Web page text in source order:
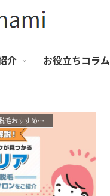
介 お役立ちコラム
【2026年最新】市区町村で人気のメンズ脱毛おすすめサロン・クリニック